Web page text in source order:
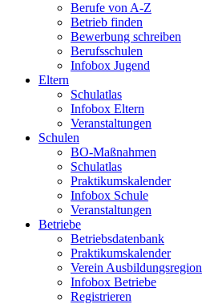
navigationBerufe von A-Z
Betrieb finden
Bewerbung schreiben
Berufsschulen
Infobox Jugend
Eltern
Schulatlas
Infobox Eltern
Veranstaltungen
Schulen
BO-Maßnahmen
Schulatlas
Praktikumskalender
Infobox Schule
Veranstaltungen
Betriebe
Betriebsdatenbank
Praktikumskalender
Verein Ausbildungsregion
Infobox Betriebe
Registrieren